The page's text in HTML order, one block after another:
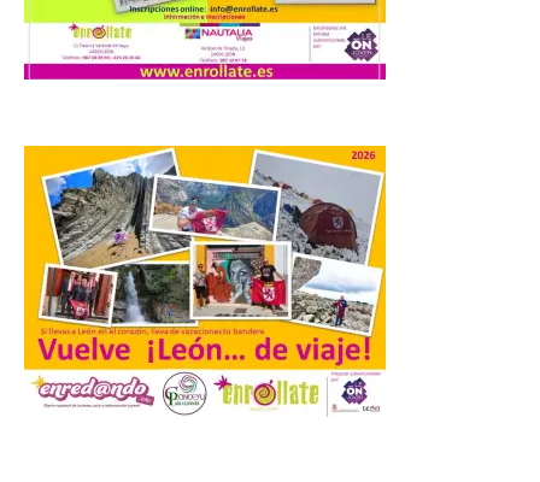
La cita, que se celebrará el
12 de agosto en el
de una composición del
músico segoviano Geni Uñón. Turismo de
Segovia lanza el Premio Internacional de
Fotografía del Eclipse “Segovia bajo […]
València prepara un
operativo especial de
limpieza en las playas y el
punto de observación para
el eclipse solar del día 12